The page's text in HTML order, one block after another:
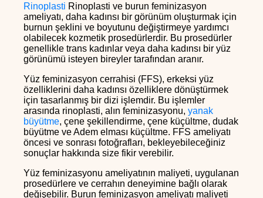
Rinoplasti Rinoplasti ve burun feminizasyon
ameliyatı, daha kadınsı bir görünüm oluşturmak için
burnun şeklini ve boyutunu değiştirmeye yardımcı
olabilecek kozmetik prosedürlerdir. Bu prosedürler
genellikle trans kadınlar veya daha kadınsı bir yüz
görünümü isteyen bireyler tarafından aranır.
Yüz feminizasyon cerrahisi (FFS), erkeksi yüz
özelliklerini daha kadınsı özelliklere dönüştürmek
için tasarlanmış bir dizi işlemdir. Bu işlemler
arasında rinoplasti, alın feminizasyonu, yanak
büyütme, çene şekillendirme, çene küçültme, dudak
büyütme ve Adem elması küçültme. FFS ameliyatı
öncesi ve sonrası fotoğrafları, bekleyebileceğiniz
sonuçlar hakkında size fikir verebilir.
Yüz feminizasyonu ameliyatının maliyeti, uygulanan
prosedürlere ve cerrahın deneyimine bağlı olarak
değişebilir. Burun feminizasyon ameliyatı maliyeti